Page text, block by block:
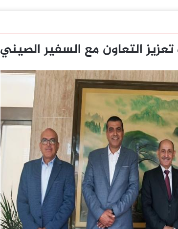
التعاون مع السفير الصيني